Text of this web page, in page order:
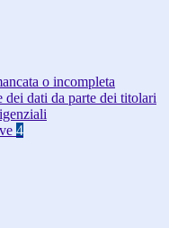
o incompleta
dei dati da parte dei titolari
4